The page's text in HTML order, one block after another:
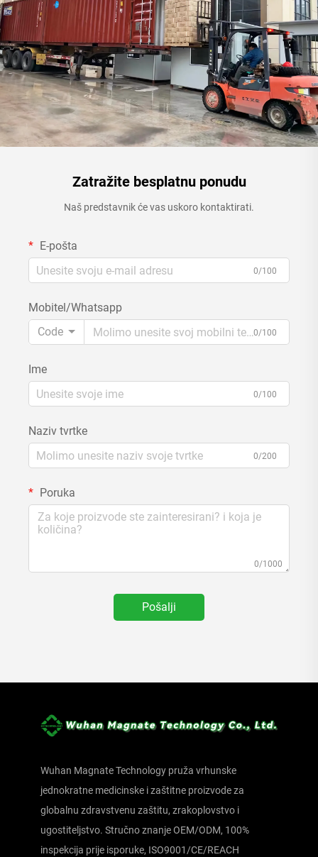
Zatražite besplatnu ponudu
Naš predstavnik će vas uskoro kontaktirati.
E-pošta
0/100
Mobitel/Whatsapp
Code
0/100
Ime
0/100
Naziv tvrtke
0/200
Poruka
0/1000
Pošalji
Wuhan Magnate Technology pruža vrhunske
jednokratne medicinske i zaštitne proizvode za
globalnu zdravstvenu zaštitu, zrakoplovstvo i
ugostiteljstvo. Stručno znanje OEM/ODM, 100%
inspekcija prije isporuke, ISO9001/CE/REACH